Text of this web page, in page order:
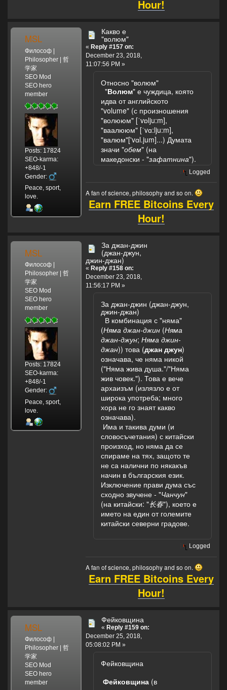
Hour!
MSL
Философ |
Philosopher | 哲
学家
SEO Mod
SEO hero
member
Posts: 17824
SEO-karma:
+848/-1
Gender:
Peace, sport,
love.
Какво е
"волюм"
« Reply #157 on:
December 23, 2018,
11:07:56 PM »
Относно "волюм"
"Волюм" е чуждица, която
идва от английското
"volume" (с произношения
"волююм" [ˈvɒlju:m],
"ваалююм" [ˈvɑ:lju:m],
"валюм"['vɑl.jum]...) Думата
значи "обем" (на
македонски - "зафатнина").
Logged
A fan of science, philosophy and so on.
Earn FREE Bitcoins Every
Hour!
MSL
Философ |
Philosopher | 哲
学家
SEO Mod
SEO hero
member
Posts: 17824
SEO-karma:
+848/-1
Gender:
Peace, sport,
love.
За джан-джин
(джан-джун,
джин-джан)
« Reply #158 on:
December 23, 2018,
11:56:17 PM »
За джан-джин (джан-джун,
джин-джан)
В комбинация с "няма"
(Няма джан-джин (Няма
джан-джун; Няма джин-
джан)) това (джан джун)
означава, че няма никой
("Няма жива душа."/"Няма
жив човек."). Това е вече
архаизъм (излязло е от
широка употреба; много
хора не го знаят какво
означава).
Има и такива думи (и
словосъчетания) с китайски
произход, но няма да се
спираме на тях, защото те
не са налични по някакъв
начин в българския език.
Изключение прави дума със
сходно звучене - "Чанчун"
(на китайски: "长春"), което е
името на един от големите
китайски северни градове.
Logged
A fan of science, philosophy and so on.
Earn FREE Bitcoins Every
Hour!
MSL
Философ |
Philosopher | 哲
学家
SEO Mod
SEO hero
member
Фейковщина
« Reply #159 on:
December 25, 2018,
05:08:02 PM »
Фейковщина
Фейковщина (в